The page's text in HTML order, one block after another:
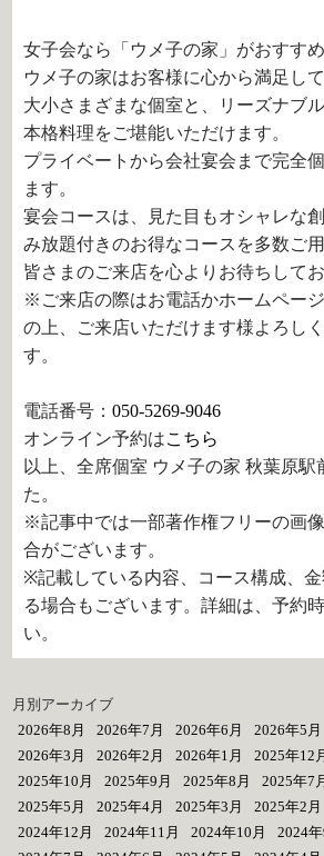
女子会なら「ウメ子の家」がおすすめ
ウメ子の家はお客様に心から満足し
大小さまざまな個室と、リーズナブ
本格料理をご堪能いただけます。
プライベートから会社宴会まで完全
ます。
宴会コースは、見た目もオシャレな
み放題付きのお得なコースを多数ご
皆さまのご来店を心よりお待ちしてお
※ご来店の際はお電話かホームペー
の上、ご来店いただけます様よろし
す。
電話番号：050-5269-9046
オンライン予約はこちら
以上、全席個室 ウメ子の家 秋葉原駅
た。
※記事中では一部著作権フリーの画
合がございます。
※記載している内容、コース構成、
る場合もございます。詳細は、予約
い。
月別アーカイブ
2026年8月
2026年7月 2026年6月 2026年5月
2026年3月
2026年2月 2026年1月 2025年12
2025年10月
2025年9月 2025年8月 2025年7
2025年5月
2025年4月 2025年3月 2025年2月
2024年12月
2024年11月 2024年10月 2024年